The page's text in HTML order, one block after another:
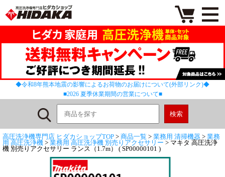
◆令和8年熊本地震の影響によるお荷物のお届けについて(外部リンク)◆
■2026 夏季休業期間の営業について■
高圧洗浄機専門店 ヒダカショップTOP > 商品一覧 > 業務用 清掃機器 > 業務
用 高圧洗浄機 > 業務用 高圧洗浄機 別売りアクセサリー > マキタ 高圧洗浄
機 別売りアクセサリー ランス（1.7m） ( SP00000101 )